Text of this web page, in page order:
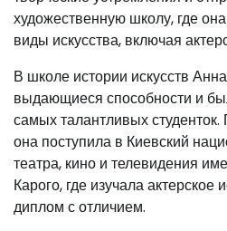
художественную школу, где
виды искусства, включая
В школе истории искусств
выдающиеся способности и
самых талантливых
она поступила в Киевский
театра, кино и телевидения
Карого, где изучала актерское
диплом с отличием.